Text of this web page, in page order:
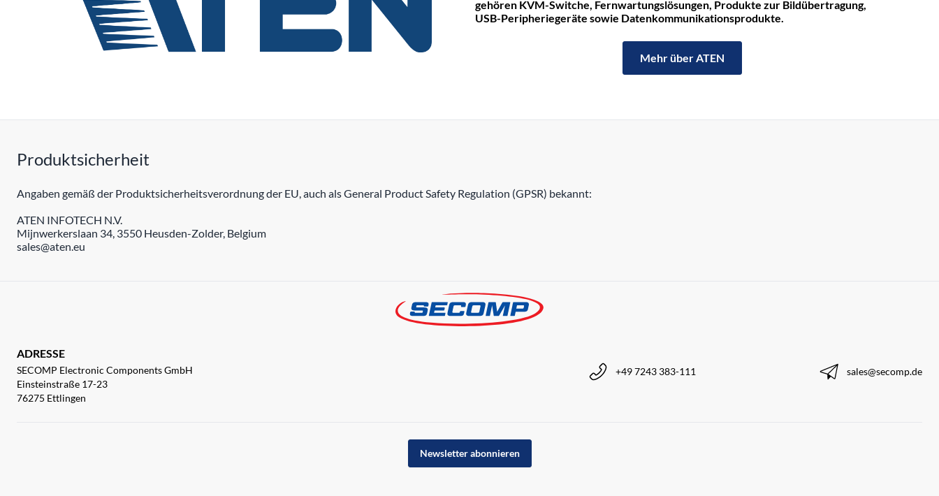
gehören KVM-Switche, Fernwartungslösungen, Produkte zur Bildübertragung,
USB-Peripheriegeräte sowie Datenkommunikationsprodukte.
Mehr über ATEN
Produktsicherheit
Angaben gemäß der Produktsicherheitsverordnung der EU, auch als General Product Safety Regulation (GPSR) bekannt:
ATEN INFOTECH N.V.
Mijnwerkerslaan 34, 3550 Heusden-Zolder, Belgium
sales@aten.eu
ADRESSE
SECOMP Electronic Components GmbH
Einsteinstraße 17-23
76275 Ettlingen
+49 7243 383-111 sales@secomp.de
Newsletter abonnieren